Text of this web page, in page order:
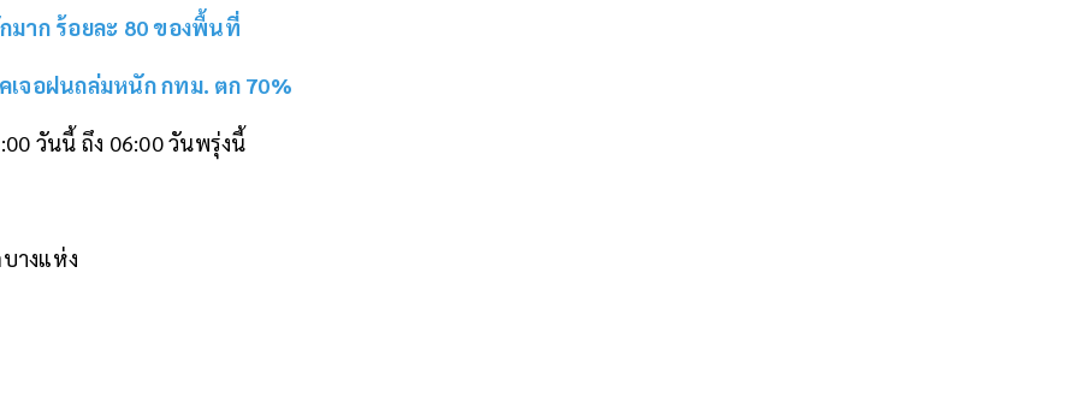
าก ร้อยละ 80 ของพื้นที่
จอฝนถล่มหนัก กทม. ตก 70%
วันนี้ ถึง 06:00 วันพรุ่งนี้
างแห่ง